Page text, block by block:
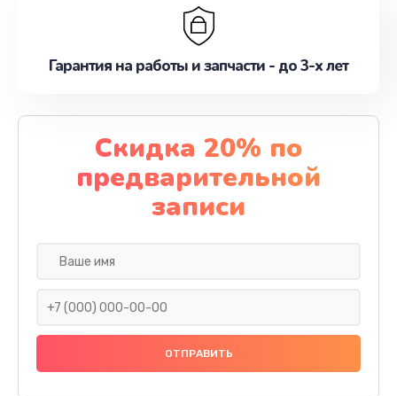
Гарантия на работы и запчасти - до 3-х лет
Скидка 20% по
предварительной
записи